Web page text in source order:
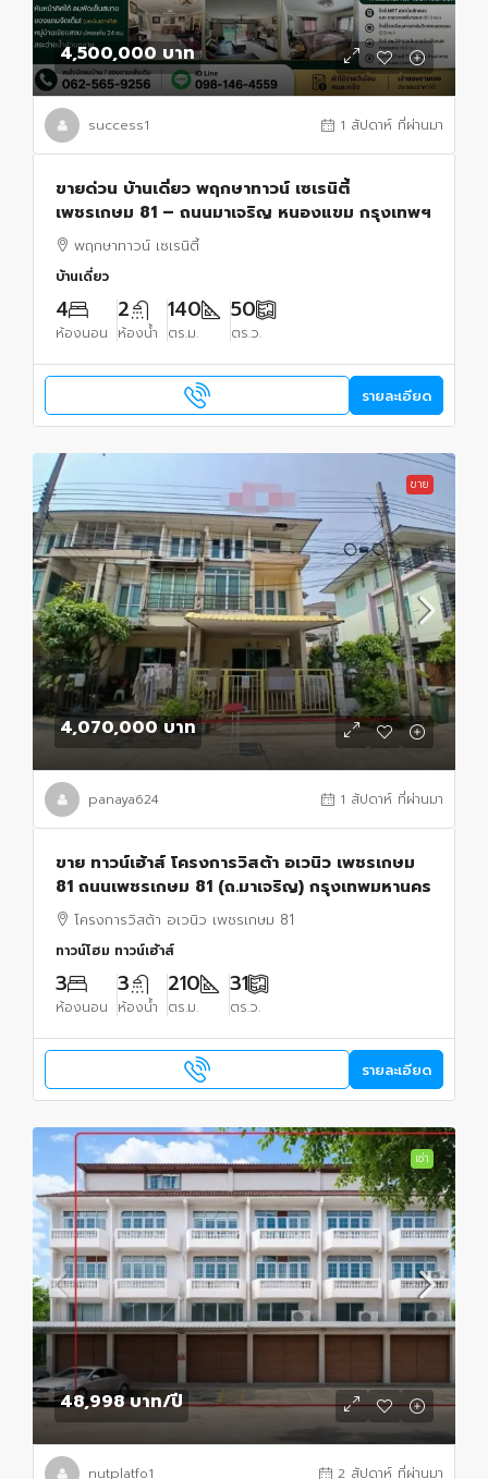
4,500,000 บาท
success1 1 สัปดาห์ ที่ผ่านมา
ขายด่วน บ้านเดี่ยว พฤกษาทาวน์ เซเรนิตี้
เพชรเกษม 81 – ถนนมาเจริญ หนองแขม กรุงเทพฯ
พฤกษาทาวน์ เซเรนิตี้
บ้านเดี่ยว
4
ห้องนอน
2
ห้องน้ำ
140
ตร.ม.
50
ตร.ว.
รายละเอียด
ขาย
4,070,000 บาท
panaya624 1 สัปดาห์ ที่ผ่านมา
ขาย ทาวน์เฮ้าส์ โครงการวิสต้า อเวนิว เพชรเกษม
81 ถนนเพชรเกษม 81 (ถ.มาเจริญ) กรุงเทพมหานคร
โครงการวิสต้า อเวนิว เพชรเกษม 81
ทาวน์โฮม ทาวน์เฮ้าส์
3
ห้องนอน
3
ห้องน้ำ
210
ตร.ม.
31
ตร.ว.
รายละเอียด
เช่า
48,998 บาท/ปี
nutplatfo1 2 สัปดาห์ ที่ผ่านมา